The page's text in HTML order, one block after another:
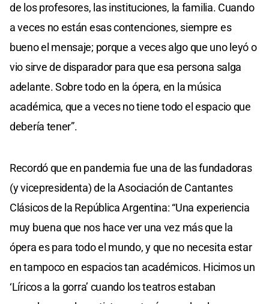
de los profesores, las instituciones, la familia. Cuando
a veces no están esas contenciones, siempre es
bueno el mensaje; porque a veces algo que uno leyó o
vio sirve de disparador para que esa persona salga
adelante. Sobre todo en la ópera, en la música
académica, que a veces no tiene todo el espacio que
debería tener”.
Recordó que en pandemia fue una de las fundadoras
(y vicepresidenta) de la Asociación de Cantantes
Clásicos de la República Argentina: “Una experiencia
muy buena que nos hace ver una vez más que la
ópera es para todo el mundo, y que no necesita estar
en tampoco en espacios tan académicos. Hicimos un
‘Líricos a la gorra’ cuando los teatros estaban